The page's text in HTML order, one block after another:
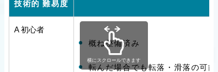
技術的 難易度
A 初心者
概ね整備済み
転んだ場合でも転落・滑落の可
横にスクロールできます